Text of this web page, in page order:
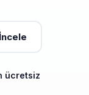
ücretsiz